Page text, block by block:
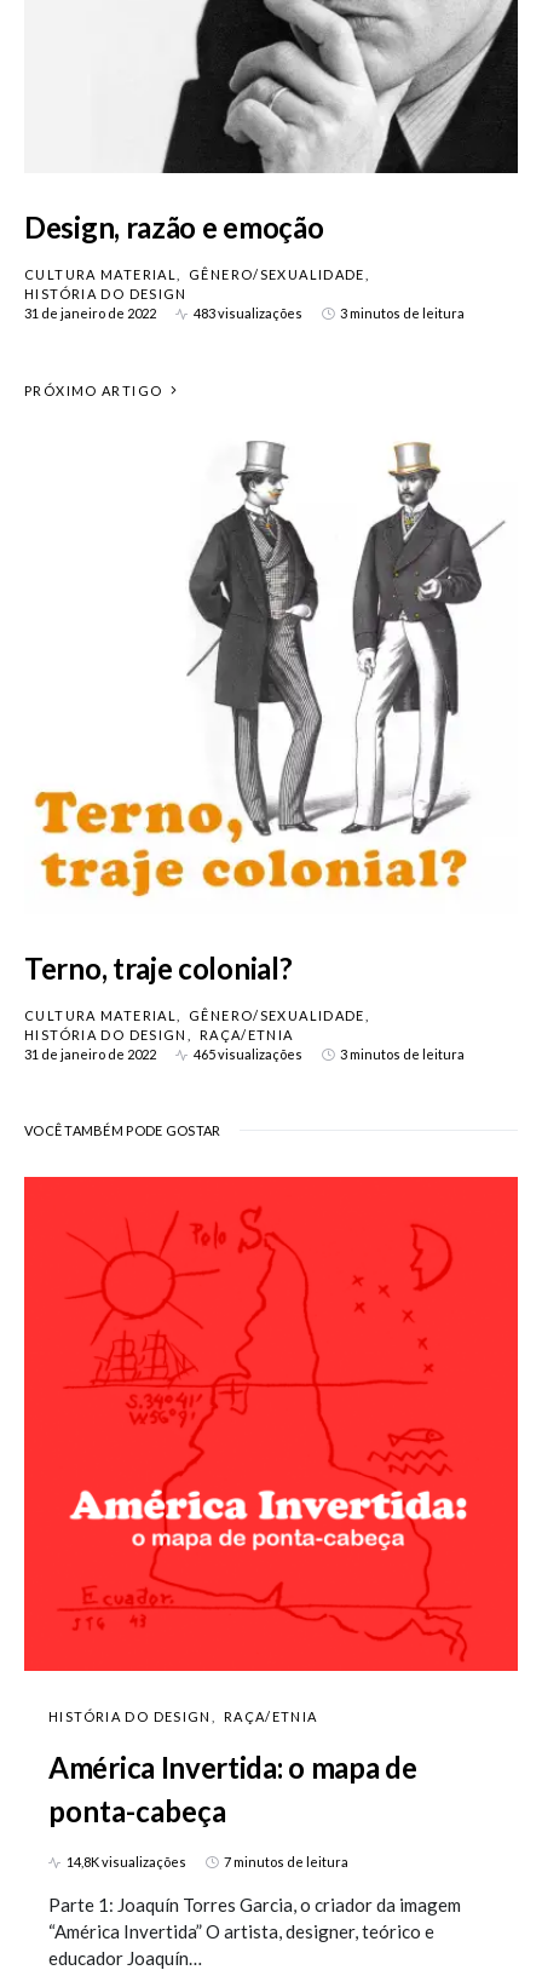
Design, razão e emoção
CULTURA MATERIAL
GÊNERO/SEXUALIDADE
HISTÓRIA DO DESIGN
31 de janeiro de 2022
483 visualizações 3 minutos de leitura
PRÓXIMO ARTIGO
Terno, traje colonial?
CULTURA MATERIAL
GÊNERO/SEXUALIDADE
HISTÓRIA DO DESIGN
RAÇA/ETNIA
31 de janeiro de 2022
465 visualizações 3 minutos de leitura
VOCÊ TAMBÉM PODE GOSTAR
HISTÓRIA DO DESIGN RAÇA/ETNIA
América Invertida: o mapa de
ponta-cabeça
14,8K visualizações 7 minutos de leitura
Parte 1: Joaquín Torres Garcia, o criador da imagem
“América Invertida” O artista, designer, teórico e
educador Joaquín…